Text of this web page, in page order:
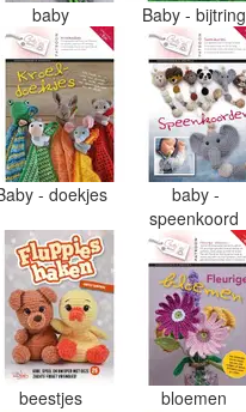
baby Baby - bijtring
- doekjes
baby -
speenkoord
beestjes bloemen